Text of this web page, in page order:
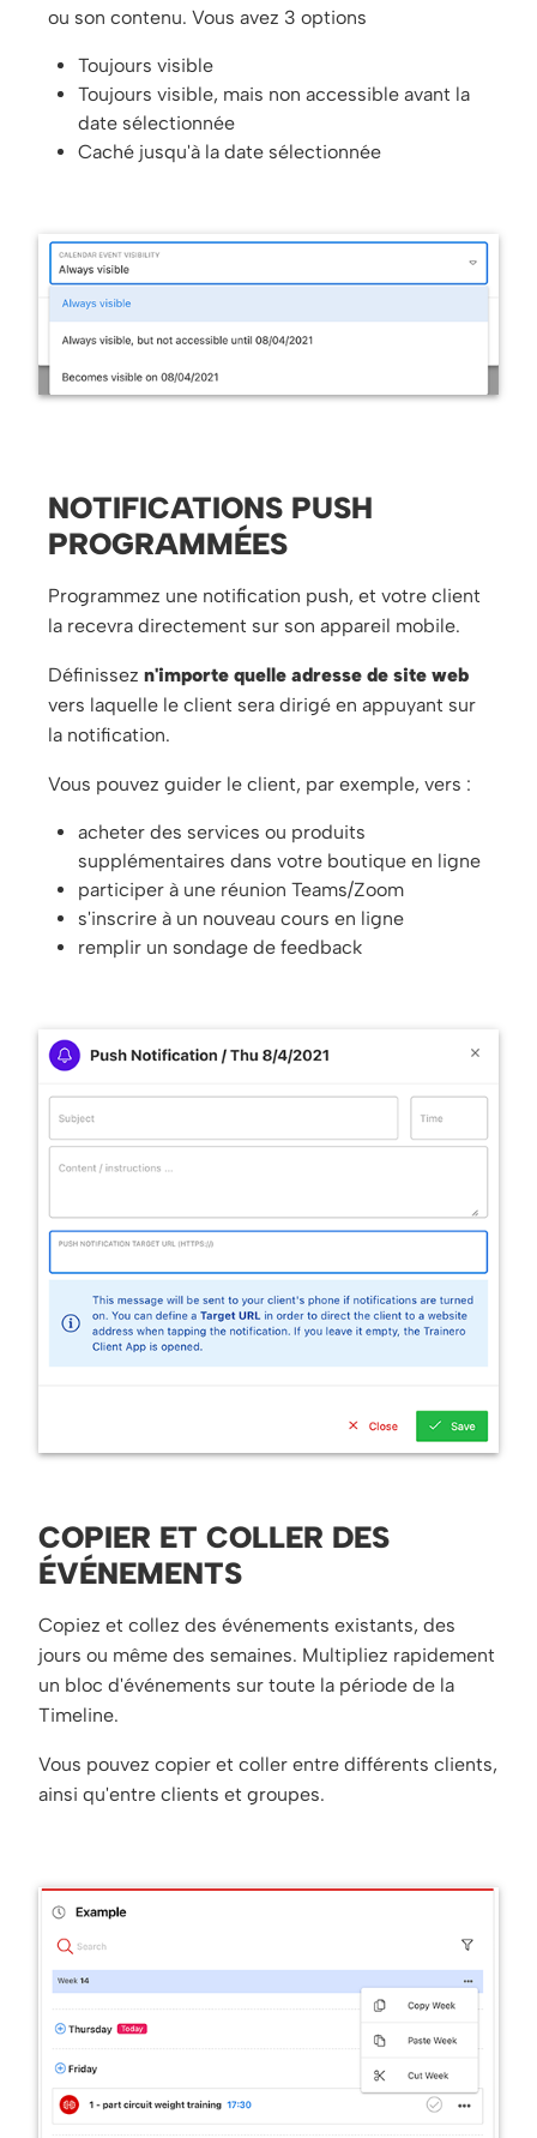
ou son contenu. Vous avez 3 options
Toujours visible
Toujours visible, mais non accessible avant la
date sélectionnée
Caché jusqu'à la date sélectionnée
NOTIFICATIONS PUSH
PROGRAMMÉES
Programmez une notification push, et votre client
la recevra directement sur son appareil mobile.
Définissez n'importe quelle adresse de site web
vers laquelle le client sera dirigé en appuyant sur
la notification.
Vous pouvez guider le client, par exemple, vers :
acheter des services ou produits
supplémentaires dans votre boutique en ligne
participer à une réunion Teams/Zoom
s'inscrire à un nouveau cours en ligne
remplir un sondage de feedback
COPIER ET COLLER DES
ÉVÉNEMENTS
Copiez et collez des événements existants, des
jours ou même des semaines. Multipliez rapidement
un bloc d'événements sur toute la période de la
Timeline.
Vous pouvez copier et coller entre différents clients,
ainsi qu'entre clients et groupes.